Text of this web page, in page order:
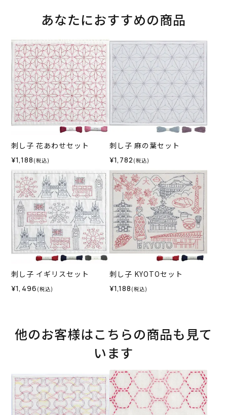
あなたにおすすめの商品
刺し子 花あわせセット
¥1,188 (税込)
刺し子 麻の葉セット
¥1,782 (税込)
刺し子 イギリスセット
¥1,496 (税込)
刺し子 KYOTOセット
¥1,188 (税込)
他のお客様はこちらの商品も見て
います